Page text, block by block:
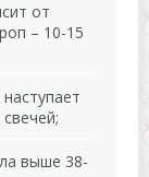
от
– 10-15
выше 38-